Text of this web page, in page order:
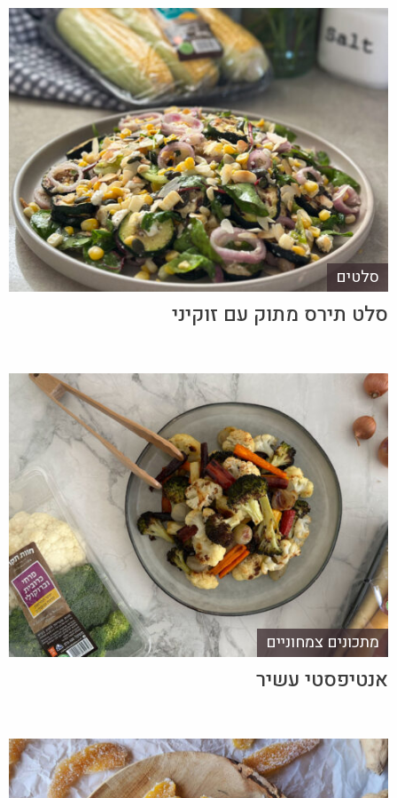
סלטים
סלט תירס מתוק עם זוקיני
מתכונים צמחוניים
אנטיפסטי עשיר